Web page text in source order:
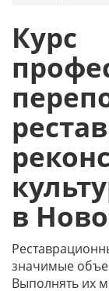
Курс
в
значимые
Выполнять их